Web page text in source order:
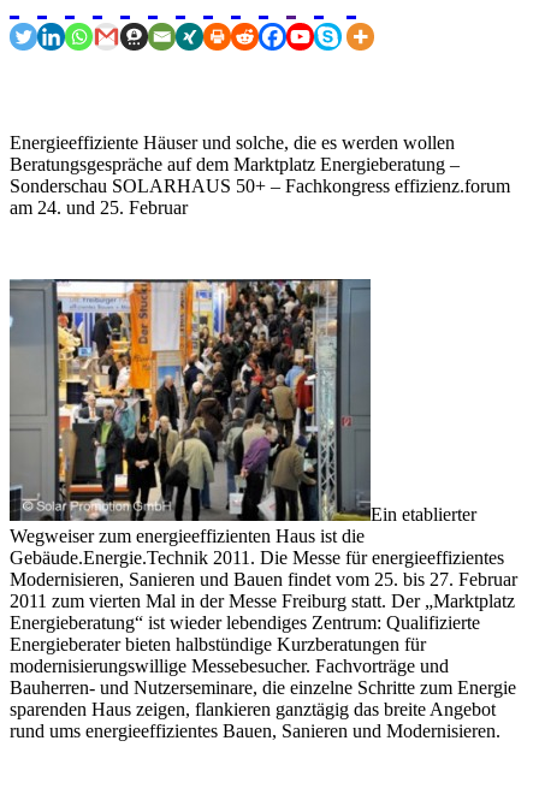
Energieeffiziente Häuser und solche, die es werden wollen
Beratungsgespräche auf dem Marktplatz Energieberatung –
Sonderschau SOLARHAUS 50+ – Fachkongress effizienz.forum
am 24. und 25. Februar
Ein etablierter
Wegweiser zum energieeffizienten Haus ist die
Gebäude.Energie.Technik 2011. Die Messe für energieeffizientes
Modernisieren, Sanieren und Bauen findet vom 25. bis 27. Februar
2011 zum vierten Mal in der Messe Freiburg statt. Der „Marktplatz
Energieberatung“ ist wieder lebendiges Zentrum: Qualifizierte
Energieberater bieten halbstündige Kurzberatungen für
modernisierungswillige Messebesucher. Fachvorträge und
Bauherren- und Nutzerseminare, die einzelne Schritte zum Energie
sparenden Haus zeigen, flankieren ganztägig das breite Angebot
rund ums energieeffizientes Bauen, Sanieren und Modernisieren.